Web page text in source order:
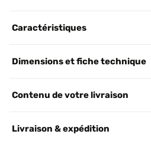
Caractéristiques
Dimensions et fiche technique
Contenu de votre livraison
Livraison & expédition